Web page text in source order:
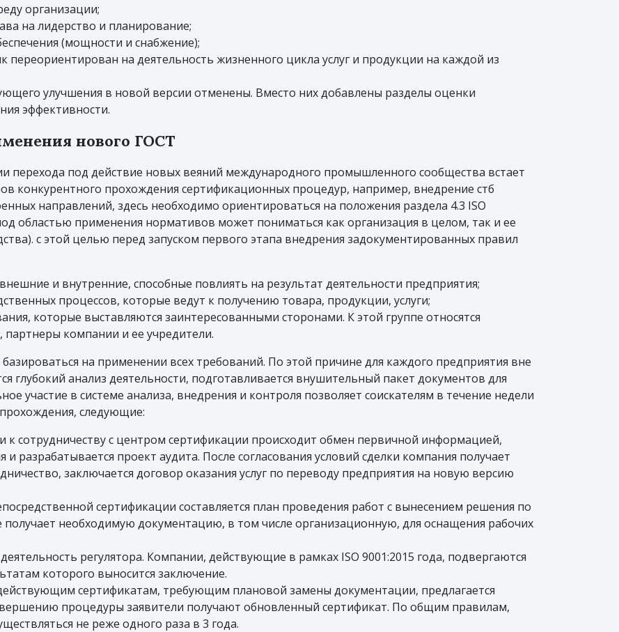
организации;
на лидерство и планирование;
(мощности и снабжение);
переориентирован на деятельность жизненного цикла услуг и продукции на каждой из
улучшения в новой версии отменены. Вместо них добавлены разделы оценки
эффективности.
нового ГОСТ
перехода под действие новых веяний международного промышленного сообщества встает
конкурентного прохождения сертификационных процедур, например, внедрение стб
направлений, здесь необходимо ориентироваться на положения раздела 4.3 ISO
областью применения нормативов может пониматься как организация в целом, так и ее
с этой целью перед запуском первого этапа внедрения задокументированных правил
и внутренние, способные повлиять на результат деятельности предприятия;
процессов, которые ведут к получению товара, продукции, услуги;
которые выставляются заинтересованными сторонами. К этой группе относятся
партнеры компании и ее учредители.
на применении всех требований. По этой причине для каждого предприятия вне
глубокий анализ деятельности, подготавливается внушительный пакет документов для
участие в системе анализа, внедрения и контроля позволяет соискателям в течение недели
следующие:
к сотрудничеству с центром сертификации происходит обмен первичной информацией,
разрабатывается проект аудита. После согласования условий сделки компания получает
заключается договор оказания услуг по переводу предприятия на новую версию
сертификации составляется план проведения работ с вынесением решения по
получает необходимую документацию, в том числе организационную, для оснащения рабочих
регулятора. Компании, действующие в рамках ISO 9001:2015 года, подвергаются
которого выносится заключение.
сертификатам, требующим плановой замены документации, предлагается
процедуры заявители получают обновленный сертификат. По общим правилам,
не реже одного раза в 3 года.